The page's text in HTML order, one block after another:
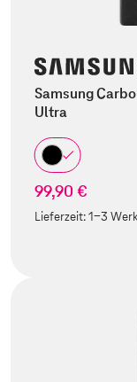
Samsung
Ultra
99,90 €
Lieferzeit:1-3